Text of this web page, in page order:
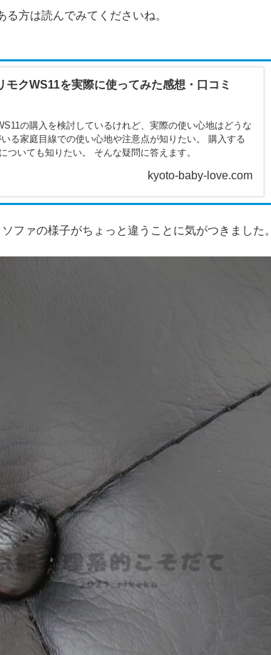
方は読んでみてくださいね。
モクWS11を実際に使ってみた感想・口コミ
の購入を検討しているけれど、実際の使い心地はどうな
る家庭目線での使い心地や注意点が知りたい。 購入する
ついても知りたい。 そんな疑問に答えます。
kyoto-baby-love.com
ファの様子がちょっと違うことに気がつきました。